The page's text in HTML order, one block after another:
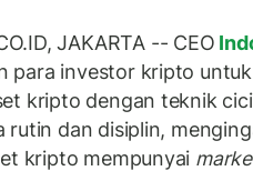
JAKARTA -- CEO
para investor kripto
kripto dengan teknik
rutin dan disiplin,
kripto mempunyai